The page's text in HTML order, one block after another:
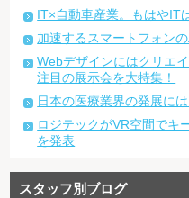
IT×自動車産業。もはやIT
加速するスマートフォン
Webデザインにはクリエ
注目の展示会を大特集！
日本の医療業界の発展に
ロジテックがVR空間でキ
を発表
スタッフ別ブログ